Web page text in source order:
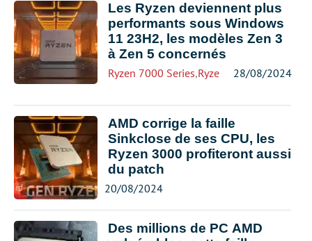
Les Ryzen deviennent plus
performants sous Windows
11 23H2, les modèles Zen 3
à Zen 5 concernés
Ryzen 7000 Series,Ryzen 9000 Series,
28/08/2024
AMD corrige la faille
Sinkclose de ses CPU, les
Ryzen 3000 profiteront aussi
du patch
20/08/2024
Des millions de PC AMD